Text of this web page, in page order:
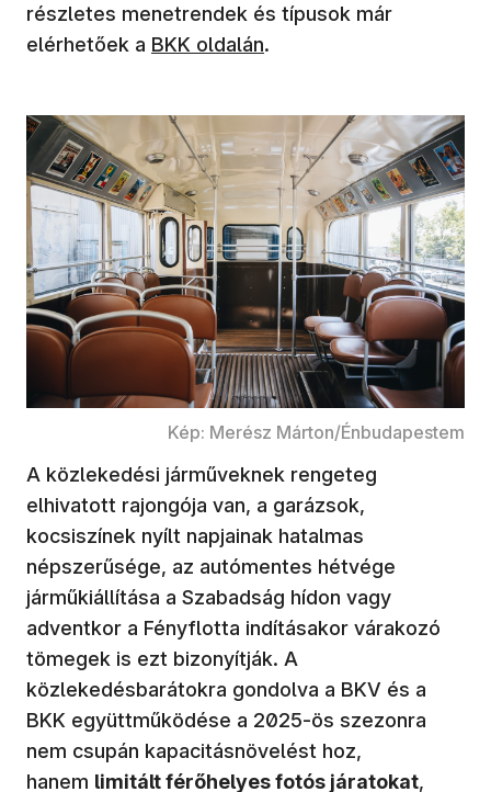
részletes menetrendek és típusok már
elérhetőek a BKK oldalán.
Kép: Merész Márton/Énbudapestem
A közlekedési járműveknek rengeteg
elhivatott rajongója van, a garázsok,
kocsiszínek nyílt napjainak hatalmas
népszerűsége, az autómentes hétvége
járműkiállítása a Szabadság hídon vagy
adventkor a Fényflotta indításakor várakozó
tömegek is ezt bizonyítják. A
közlekedésbarátokra gondolva a BKV és a
BKK együttműködése a 2025-ös szezonra
nem csupán kapacitásnövelést hoz,
hanem limitált férőhelyes fotós járatokat,